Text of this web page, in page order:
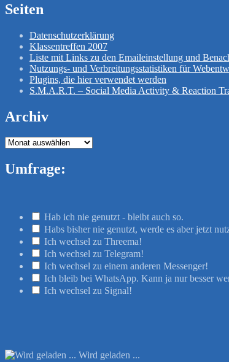
Seiten
Datenschutzerklärung
Klassentreffen 2007
Liste mit Links zu den Emaileinstellung und
Nutzungs- und Verbreitungsstatistiken für
Plugins, die hier verwendet werden
S.M.A.R.T. – Social Media Activity & Reaction
Archiv
Archiv
Umfrage:
Hab ich nie genutzt - bleibt auch so.
Habs bisher nie genutzt, werde es aber jetzt
Ich wechsel zu Threema!
Ich wechsel zu Telegram!
Ich wechsel zu einem anderen Messenger!
Ich bleib bei WhatsApp. Kann ja nur besser
Ich wechsel zu Signal!
Wird geladen ...